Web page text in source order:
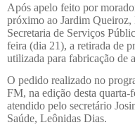
Após apelo feito por
próximo ao Jardim
Secretaria de Serviços
feira (dia 21), a retirada de
utilizada para fabricação de
O pedido realizado no
FM, na edição desta
atendido pelo secretário
Saúde, Leônidas Dias.